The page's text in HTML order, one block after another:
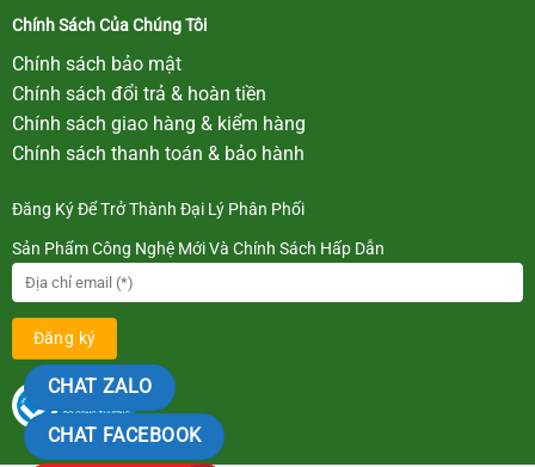
Chính Sách Của Chúng Tôi
Chính sách bảo mật
Chính sách đổi trả & hoàn tiền
Chính sách giao hàng & kiểm hàng
Chính sách thanh toán & bảo hành
Đăng Ký Để Trở Thành Đại Lý Phân Phối
Sản Phẩm Công Nghệ Mới Và Chính Sách Hấp Dẫn
CHAT ZALO
CHAT FACEBOOK